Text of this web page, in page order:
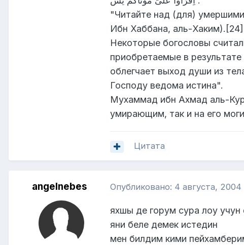
"Читайте над (для)
Ибн Хаббана, аль-Хаким).[24]
Некоторые богословы
приобретаемые в
облегчает выход души из
Господу ведома истина".
Мухаммад ибн Ахмад аль-
умирающим, так и на его
Цитата
angelnebes Опубликовано: 4 августа, 2004
яхшы де горум сура лоу учун
яни беле демек истедин
мен билдим кими